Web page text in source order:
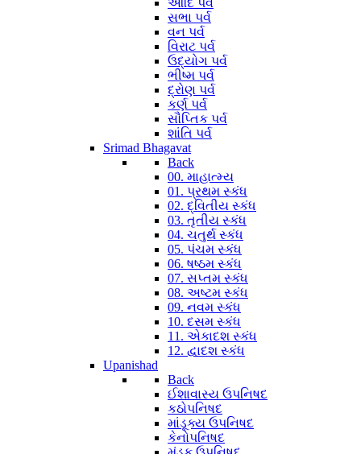
સભા પર્વ
વન પર્વ
વિરાટ પર્વ
ઉદ્યોગ પર્વ
ભીષ્મ પર્વ
દ્રોણ પર્વ
કર્ણ પર્વ
સૌપ્તિક પર્વ
શાંતિ પર્વ
Srimad Bhagavat
Back
00. માહાત્મ્ય
01. પ્રથમ સ્કંધ
02. દ્વિતીય સ્કંધ
03. તૃતીય સ્કંધ
04. ચતુર્થ સ્કંધ
05. પંચમ સ્કંધ
06. ષષ્ઠમ સ્કંધ
07. સપ્તમ સ્કંધ
08. અષ્ટમ સ્કંધ
09. નવમ સ્કંધ
10. દસમ સ્કંધ
11. એકાદશ સ્કંધ
12. દ્વાદશ સ્કંધ
Upanishad
Back
ઈશાવાસ્ય ઉપનિષદ
કઠોપનિષદ
માંડૂક્ય ઉપનિષદ
કેનોપનિષદ